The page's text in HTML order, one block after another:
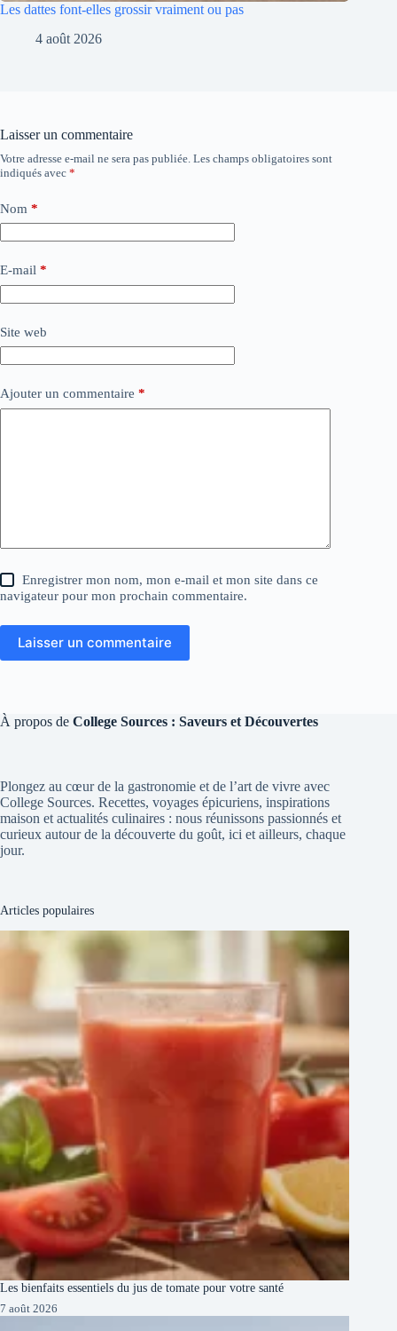
Les dattes font-elles grossir vraiment ou pas
4 août 2026
Laisser un commentaire
Votre adresse e-mail ne sera pas publiée. Les champs obligatoires sont
indiqués avec *
Nom *
E-mail *
Site web
Ajouter un commentaire *
Enregistrer mon nom, mon e-mail et mon site dans ce
navigateur pour mon prochain commentaire.
Laisser un commentaire
À propos de College Sources : Saveurs et Découvertes
Plongez au cœur de la gastronomie et de l’art de vivre avec
College Sources. Recettes, voyages épicuriens, inspirations
maison et actualités culinaires : nous réunissons passionnés et
curieux autour de la découverte du goût, ici et ailleurs, chaque
jour.
Articles populaires
Les bienfaits essentiels du jus de tomate pour votre santé
7 août 2026